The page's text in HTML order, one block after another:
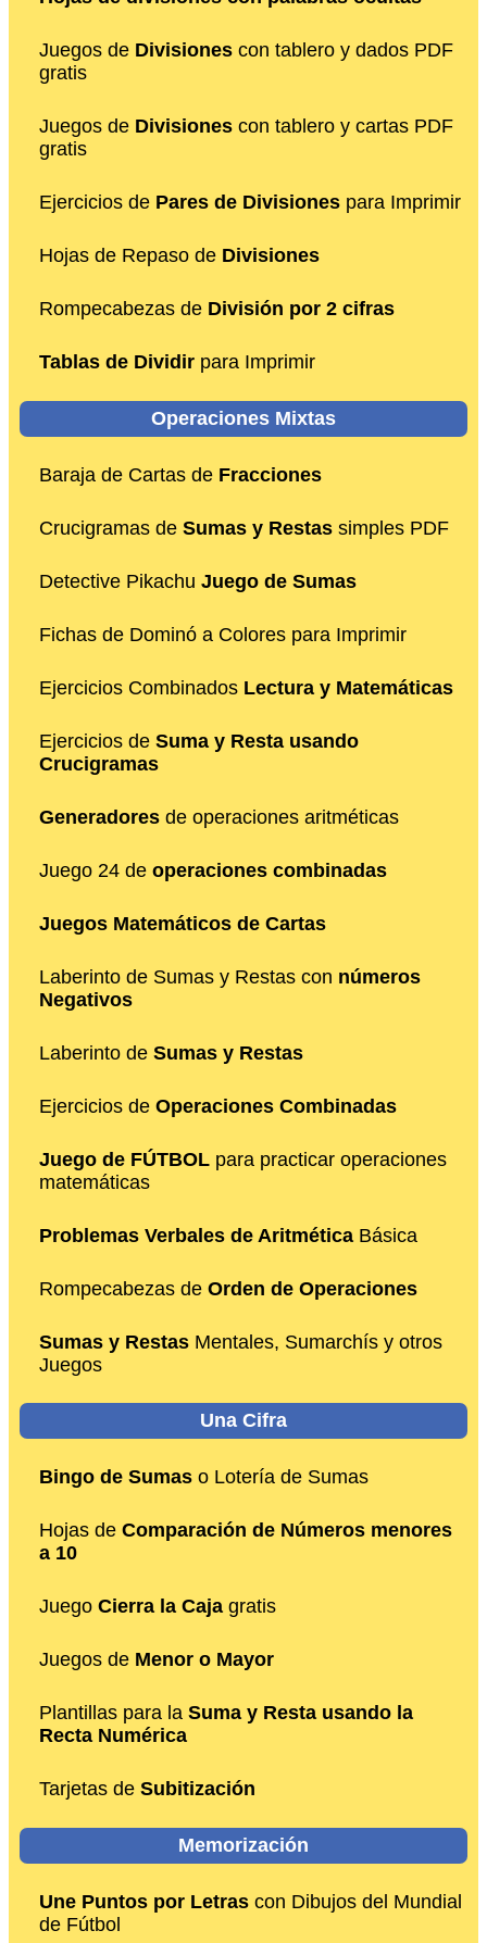
Juegos de Divisiones con tablero y dados PDF
gratis
Juegos de Divisiones con tablero y cartas PDF
gratis
Ejercicios de Pares de Divisiones para Imprimir
Hojas de Repaso de Divisiones
Rompecabezas de División por 2 cifras
Tablas de Dividir para Imprimir
Operaciones Mixtas
Baraja de Cartas de Fracciones
Crucigramas de Sumas y Restas simples PDF
Detective Pikachu Juego de Sumas
Fichas de Dominó a Colores para Imprimir
Ejercicios Combinados Lectura y Matemáticas
Ejercicios de Suma y Resta usando
Crucigramas
Generadores de operaciones aritméticas
Juego 24 de operaciones combinadas
Juegos Matemáticos de Cartas
Laberinto de Sumas y Restas con números
Negativos
Laberinto de Sumas y Restas
Ejercicios de Operaciones Combinadas
Juego de FÚTBOL para practicar operaciones
matemáticas
Problemas Verbales de Aritmética Básica
Rompecabezas de Orden de Operaciones
Sumas y Restas Mentales, Sumarchís y otros
Juegos
Una Cifra
Bingo de Sumas o Lotería de Sumas
Hojas de Comparación de Números menores
a 10
Juego Cierra la Caja gratis
Juegos de Menor o Mayor
Plantillas para la Suma y Resta usando la
Recta Numérica
Tarjetas de Subitización
Memorización
Une Puntos por Letras con Dibujos del Mundial
de Fútbol